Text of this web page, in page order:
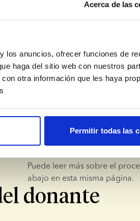
Acerca de las
los anuncios, ofrecer funciones de
haga del sitio web con nuestros
otra información que les haya
Permitir todas las
Conocer la
donante
Salvo que la legislación del
proporcionamos la
nombre completo, año de
Puede leer más sobre el
abajo en esta misma página.
donante